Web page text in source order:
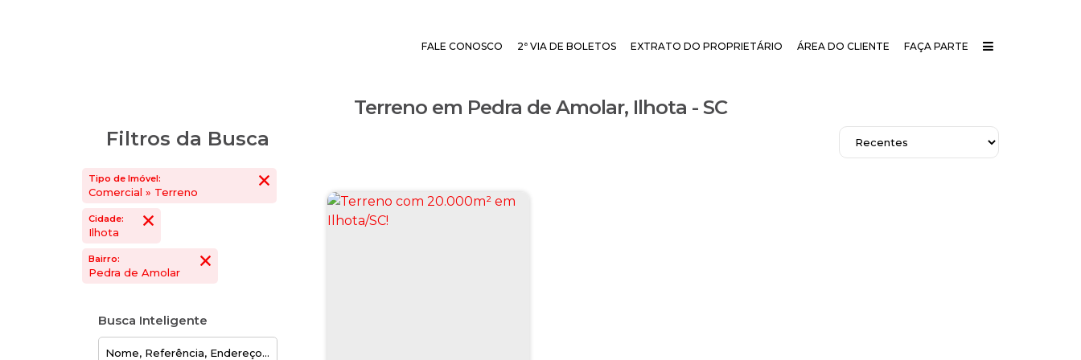
FAÇA PARTE
ÁREA DO CLIENTE
EXTRATO DO PROPRIETÁRIO
2ª VIA DE BOLETOS
FALE CONOSCO
Terreno em Pedra de Amolar, Ilhota - SC
Filtros da Busca
Tipo de Imóvel:
Comercial » Terreno
Cidade:
Ilhota
Bairro:
Pedra de Amolar
Busca Inteligente